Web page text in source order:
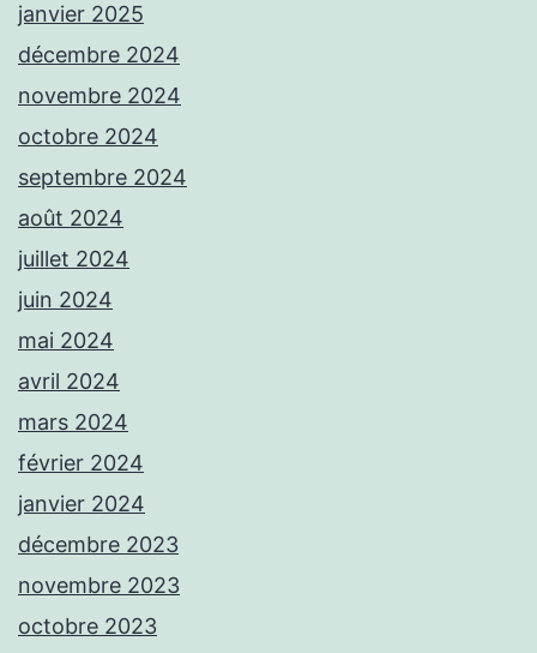
janvier 2025
décembre 2024
novembre 2024
octobre 2024
septembre 2024
août 2024
juillet 2024
juin 2024
mai 2024
avril 2024
mars 2024
février 2024
janvier 2024
décembre 2023
novembre 2023
octobre 2023